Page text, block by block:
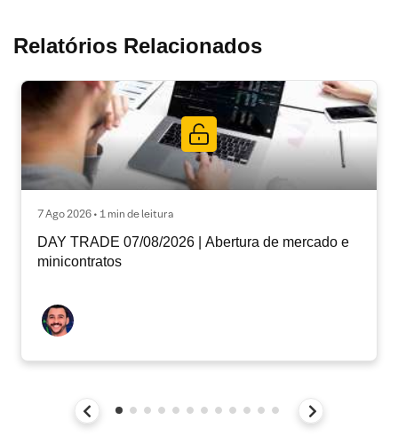
Relatórios Relacionados
7 Ago 2026 • 1 min de leitura
DAY TRADE 07/08/2026 | Abertura de mercado e
minicontratos